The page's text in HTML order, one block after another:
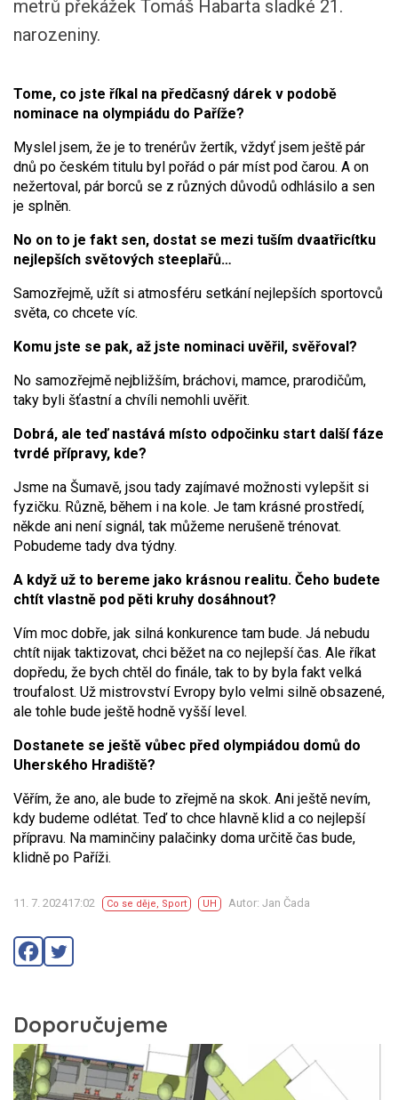
metrů překážek Tomáš Habarta sladké 21.
narozeniny.
Tome, co jste říkal na předčasný dárek v podobě
nominace na olympiádu do Paříže?
Myslel jsem, že je to trenérův žertík, vždyť jsem ještě pár
dnů po českém titulu byl pořád o pár míst pod čarou. A on
nežertoval, pár borců se z různých důvodů odhlásilo a sen
je splněn.
No on to je fakt sen, dostat se mezi tuším dvaatřicítku
nejlepších světových steeplařů…
Samozřejmě, užít si atmosféru setkání nejlepších sportovců
světa, co chcete víc.
Komu jste se pak, až jste nominaci uvěřil, svěřoval?
No samozřejmě nejbližším, bráchovi, mamce, prarodičům,
taky byli šťastní a chvíli nemohli uvěřit.
Dobrá, ale teď nastává místo odpočinku start další fáze
tvrdé přípravy, kde?
Jsme na Šumavě, jsou tady zajímavé možnosti vylepšit si
fyzičku. Různě, během i na kole. Je tam krásné prostředí,
někde ani není signál, tak můžeme nerušeně trénovat.
Pobudeme tady dva týdny.
A když už to bereme jako krásnou realitu. Čeho budete
chtít vlastně pod pěti kruhy dosáhnout?
Vím moc dobře, jak silná konkurence tam bude. Já nebudu
chtít nijak taktizovat, chci běžet na co nejlepší čas. Ale říkat
dopředu, že bych chtěl do finále, tak to by byla fakt velká
troufalost. Už mistrovství Evropy bylo velmi silně obsazené,
ale tohle bude ještě hodně vyšší level.
Dostanete se ještě vůbec před olympiádou domů do
Uherského Hradiště?
Věřím, že ano, ale bude to zřejmě na skok. Ani ještě nevím,
kdy budeme odlétat. Teď to chce hlavně klid a co nejlepší
přípravu. Na maminčiny palačinky doma určitě čas bude,
klidně po Paříži.
11. 7. 202417:02 Co se děje, Sport UH Autor: Jan Čada